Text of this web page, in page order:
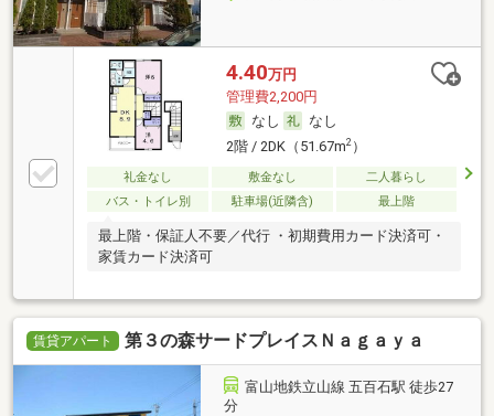
4.40万円
管理費2,200円
なし
なし
2階 / 2DK（51.67m2）
礼金なし 敷金なし
二人暮らし
バス・トイレ別
駐車場(近隣含) 最上階
最上階・保証人不要／代行 ・初期費用カード決済可・
家賃カード決済可
賃貸アパート 第３の森サードプレイスＮａｇａｙａ
富山地鉄立山線 五百石駅 徒歩27
分